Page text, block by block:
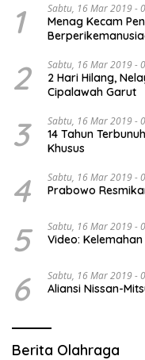
1 Sabtu, 16 Mar 2019 -
Menag Kecam
2 Sabtu, 16 Mar 2019 -
2 Hari Hilang,
Cipalawah Garut
3 Sabtu, 16 Mar 2019 -
14 Tahun
Khusus
4 Sabtu, 16 Mar 2019 -
Prabowo
5 Sabtu, 16 Mar 2019 -
Video:
6 Sabtu, 16 Mar 2019 -
Aliansi Nissan-
Berita Olahraga